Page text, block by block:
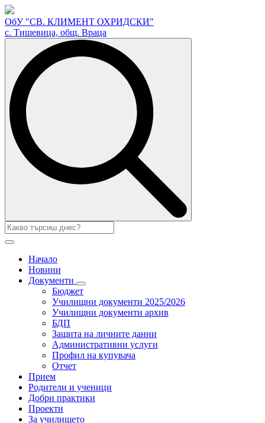
ОбУ "СВ. КЛИМЕНТ ОХРИДСКИ"
с. Тишевица, общ. Враца
Search
Начало
Новини
Документи
Бюджет
Училищни документи 2025/2026
Училищни документи архив
БДП
Защита на личните данни
Административни услуги
Профил на купувача
Отчет
Прием
Родители и ученици
Добри практики
Проекти
За училището